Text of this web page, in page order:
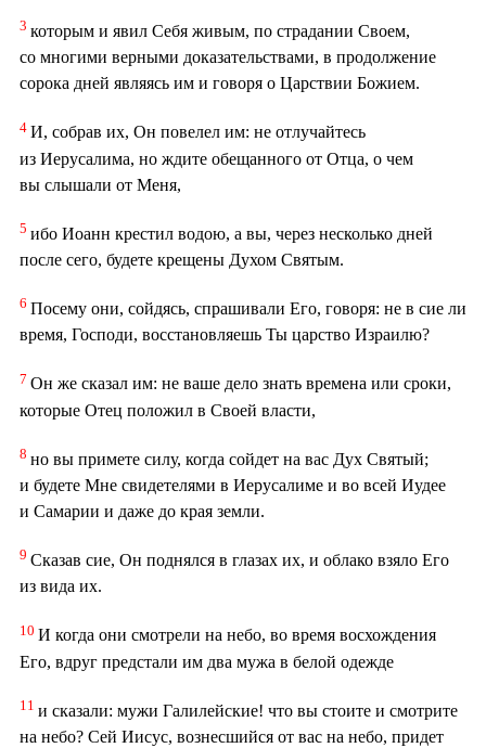
3 которым и явил Себя живым, по страдании Своем,
со многими верными доказательствами, в продолжение
сорока дней являясь им и говоря о Царствии Божием.
4 И, собрав их, Он повелел им: не отлучайтесь
из Иерусалима, но ждите обещанного от Отца, о чем
вы слышали от Меня,
5 ибо Иоанн крестил водою, а вы, через несколько дней
после сего, будете крещены Духом Святым.
6 Посему они, сойдясь, спрашивали Его, говоря: не в сие ли
время, Господи, восстановляешь Ты царство Израилю?
7 Он же сказал им: не ваше дело знать времена или сроки,
которые Отец положил в Своей власти,
8 но вы примете силу, когда сойдет на вас Дух Святый;
и будете Мне свидетелями в Иерусалиме и во всей Иудее
и Самарии и даже до края земли.
9 Сказав сие, Он поднялся в глазах их, и облако взяло Его
из вида их.
10 И когда они смотрели на небо, во время восхождения
Его, вдруг предстали им два мужа в белой одежде
11 и сказали: мужи Галилейские! что вы стоите и смотрите
на небо? Сей Иисус, вознесшийся от вас на небо, придет